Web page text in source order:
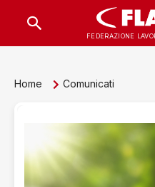
FEDERAZIONE
Home Comunicati